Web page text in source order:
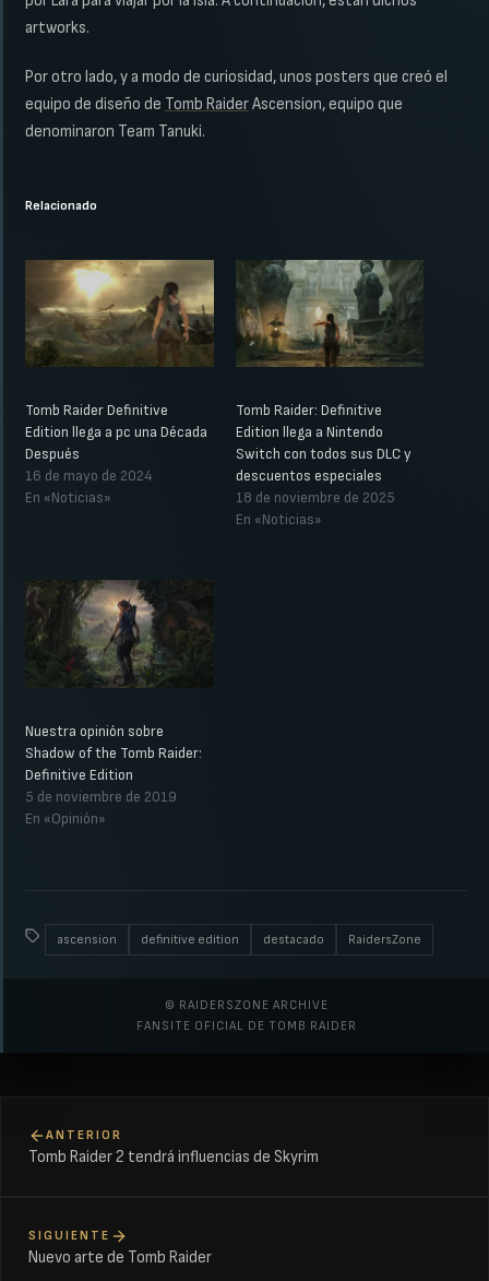
artworks.
Por otro lado, y a modo de curiosidad, unos posters que creó el
equipo de diseño de Tomb RaiderAscension, equipo que
denominaron Team Tanuki.
Relacionado
Tomb Raider Definitive
Edition llega a pc una Década
Después
16 de mayo de 2024
En «Noticias»
Tomb Raider: Definitive
Edition llega a Nintendo
Switch con todos sus DLC y
descuentos especiales
18 de noviembre de 2025
En «Noticias»
Nuestra opinión sobre
Shadow of the Tomb Raider:
Definitive Edition
5 de noviembre de 2019
En «Opinión»
ascension definitive edition destacado RaidersZone
© RAIDERSZONE ARCHIVE
FANSITE OFICIAL DE TOMB RAIDER
ANTERIOR
Tomb Raider 2 tendrá influencias de Skyrim
SIGUIENTE
Nuevo arte de Tomb Raider